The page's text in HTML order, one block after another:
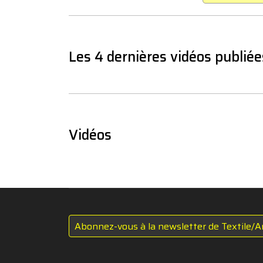
Les 4 dernières vidéos
Vidéos
Abonnez-vous à la newsletter de Textile/